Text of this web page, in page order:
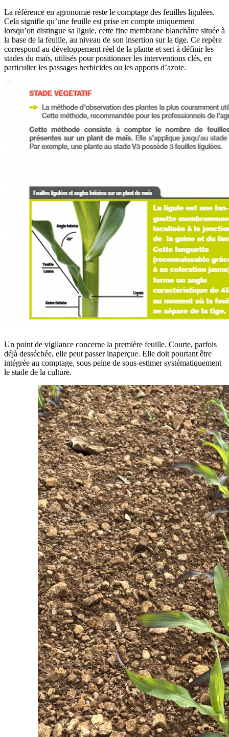
La référence en agronomie reste le comptage des feuilles ligulées.
Cela signifie qu’une feuille est prise en compte uniquement
lorsqu’on distingue sa ligule, cette fine membrane blanchâtre située à
la base de la feuille, au niveau de son insertion sur la tige. Ce repère
correspond au développement réel de la plante et sert à définir les
stades du maïs, utilisés pour positionner les interventions clés, en
particulier les passages herbicides ou les apports d’azote.
Un point de vigilance concerne la première feuille. Courte, parfois
déjà desséchée, elle peut passer inaperçue. Elle doit pourtant être
intégrée au comptage, sous peine de sous-estimer systématiquement
le stade de la culture.